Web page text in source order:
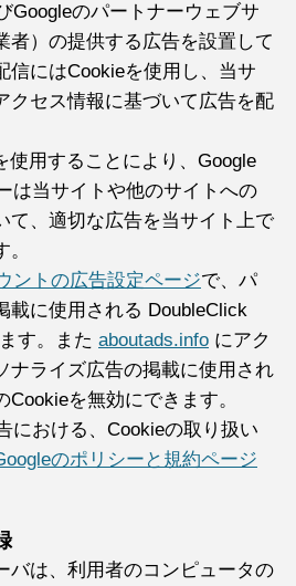
Googleのパートナーウェブサ
者）の提供する広告を設置して
信にはCookieを使用し、当サ
クセス情報に基づいて広告を配
使用することにより、Google
は当サイトや他のサイトへの
て、適切な広告を当サイト上で
ントの広告設定ページで、パ
載に使用される DoubleClick
す。また aboutads.info にアク
ナライズ広告の掲載に使用され
を無効にできます。
における、Cookieの取り扱い
のポリシーと規約ページ
バは、利用者のコンピュータの